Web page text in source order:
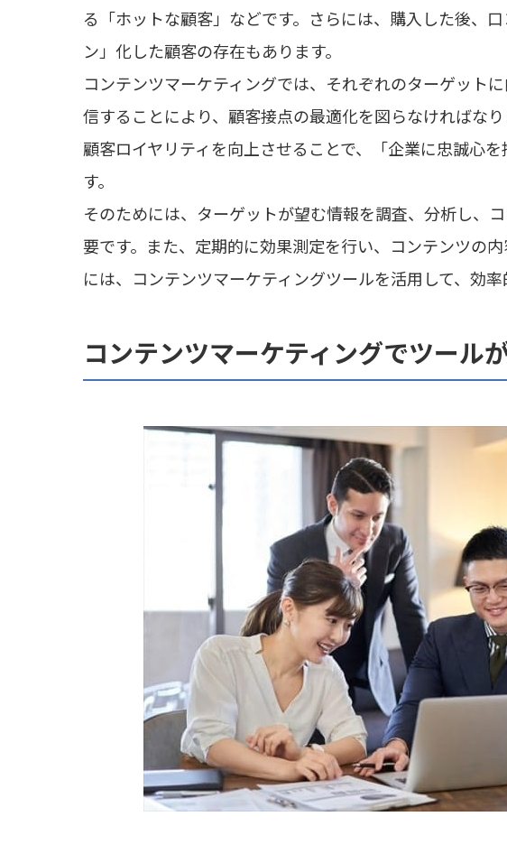
る「ホットな顧客」などです。さらには、購入した後、
ン」化した顧客の存在もあります。
コンテンツマーケティングでは、それぞれのターゲット
信することにより、顧客接点の最適化を図らなければな
顧客ロイヤリティを向上させることで、「企業に忠誠心
す。
そのためには、ターゲットが望む情報を調査、分析し、
要です。また、定期的に効果測定を行い、コンテンツの
には、コンテンツマーケティングツールを活用して、効率
コンテンツマーケティングでツール